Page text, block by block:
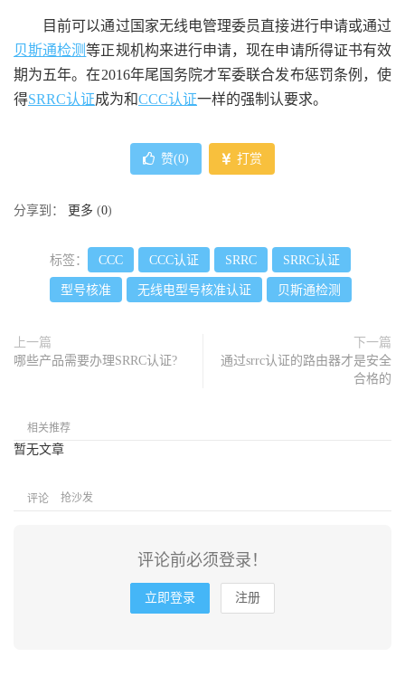
目前可以通过国家无线电管理委员直接进行申请或通过
贝斯通检测等正规机构来进行申请，现在申请所得证书有效
期为五年。在2016年尾国务院才军委联合发布惩罚条例，使
得SRRC认证成为和CCC认证一样的强制认要求。
赞(0) 打赏
分享到： 更多 (0)
标签： CCC CCC认证 SRRC SRRC认证
型号核准 无线电型号核准认证 贝斯通检测
上一篇
哪些产品需要办理SRRC认证?
下一篇
通过srrc认证的路由器才是安全
合格的
相关推荐
暂无文章
评论 抢沙发
评论前必须登录！
立即登录 注册